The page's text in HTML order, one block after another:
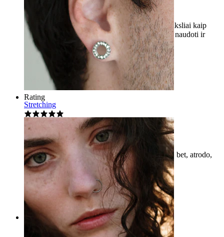
Stretching
Labai patenkinta šiuo produktu
Produktas yra geros kokybės. Jis atrodo gerai, tiksliai kaip
nuotraukose svetainėje, jis yra patogus, lengvas naudoti ir
valyti.
Adriana Patikrintas pirkinys
Išversta su AI Rodyti originalą
Rating
Neįtikėtinai patogus
Labai lengva įkišti į nosį, nes ji lengvai lenkiasi, bet, atrodo,
labiau tinka kairiam šnervi.
Mariann Patikrintas pirkinys
Išversta su AI Rodyti originalą
Rating